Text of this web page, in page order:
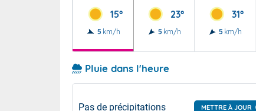
15°
5 km/h
23°
5 km/h
31°
5 km/h
Pluie dans l'heure
Pas de précipitations METTRE À JOUR